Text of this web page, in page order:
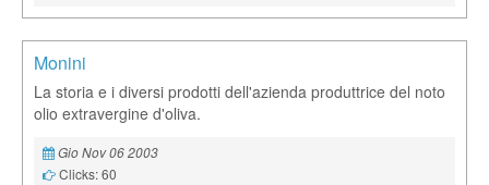
Monini
La storia e i diversi prodotti dell'azienda produttrice del noto
olio extravergine d'oliva.
Gio Nov 06 2003
Clicks: 60